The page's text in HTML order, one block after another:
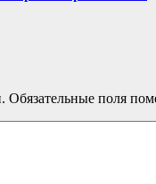
Обязательные поля